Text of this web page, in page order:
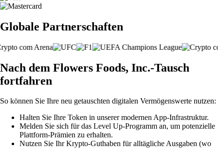
Globale Partnerschaften
Nach dem Flowers Foods, Inc.-Tausch
fortfahren
So können Sie Ihre neu getauschten digitalen Vermögenswerte nutzen:
Halten Sie Ihre Token in unserer modernen App-Infrastruktur.
Melden Sie sich für das Level Up-Programm an, um potenzielle
Plattform-Prämien zu erhalten.
Nutzen Sie Ihr Krypto-Guthaben für alltägliche Ausgaben (wo